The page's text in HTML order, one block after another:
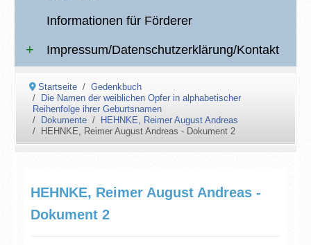
Informationen für Förderer
Impressum/Datenschutzerklärung/Kontakt
Startseite
Gedenkbuch
Die Namen der weiblichen Opfer in alphabetischer
Reihenfolge ihrer Geburtsnamen
Dokumente
HEHNKE, Reimer August Andreas
HEHNKE, Reimer August Andreas - Dokument 2
HEHNKE, Reimer August Andreas -
Dokument 2